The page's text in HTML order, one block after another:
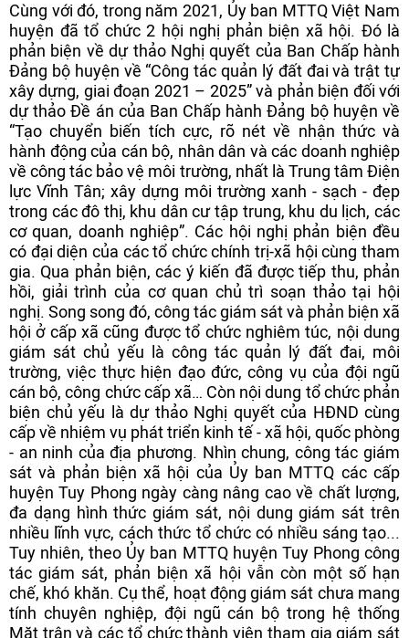
Cùng với đó, trong năm 2021, Ủy ban MTTQ Việt Nam
huyện đã tổ chức 2 hội nghị phản biện xã hội. Đó là
phản biện về dự thảo Nghị quyết của Ban Chấp hành
Đảng bộ huyện về “Công tác quản lý đất đai và trật tự
xây dựng, giai đoạn 2021 – 2025” và phản biện đối với
dự thảo Đề án của Ban Chấp hành Đảng bộ huyện về
“Tạo chuyển biến tích cực, rõ nét về nhận thức và
hành động của cán bộ, nhân dân và các doanh nghiệp
về công tác bảo vệ môi trường, nhất là Trung tâm Điện
lực Vĩnh Tân; xây dựng môi trường xanh - sạch - đẹp
trong các đô thị, khu dân cư tập trung, khu du lịch, các
cơ quan, doanh nghiệp”. Các hội nghị phản biện đều
có đại diện của các tổ chức chính trị-xã hội cùng tham
gia. Qua phản biện, các ý kiến đã được tiếp thu, phản
hồi, giải trình của cơ quan chủ trì soạn thảo tại hội
nghị. Song song đó, công tác giám sát và phản biện xã
hội ở cấp xã cũng được tổ chức nghiêm túc, nội dung
giám sát chủ yếu là công tác quản lý đất đai, môi
trường, việc thực hiện đạo đức, công vụ của đội ngũ
cán bộ, công chức cấp xã… Còn nội dung tổ chức phản
biện chủ yếu là dự thảo Nghị quyết của HĐND cùng
cấp về nhiệm vụ phát triển kinh tế - xã hội, quốc phòng
- an ninh của địa phương. Nhìn chung, công tác giám
sát và phản biện xã hội của Ủy ban MTTQ các cấp
huyện Tuy Phong ngày càng nâng cao về chất lượng,
đa dạng hình thức giám sát, nội dung giám sát trên
nhiều lĩnh vực, cách thức tổ chức có nhiều sáng tạo...
Tuy nhiên, theo Ủy ban MTTQ huyện Tuy Phong công
tác giám sát, phản biện xã hội vẫn còn một số hạn
chế, khó khăn. Cụ thể, hoạt động giám sát chưa mang
tính chuyên nghiệp, đội ngũ cán bộ trong hệ thống
Mặt trận và các tổ chức thành viên tham gia giám sát